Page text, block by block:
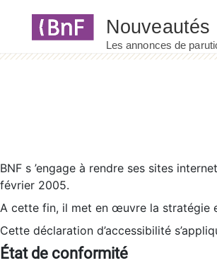
BNF s ’engage à rendre ses sites
février 2005.
A cette fin, il met en œuvre la stratégie
Cette déclaration d’accessibilité
État de conformité